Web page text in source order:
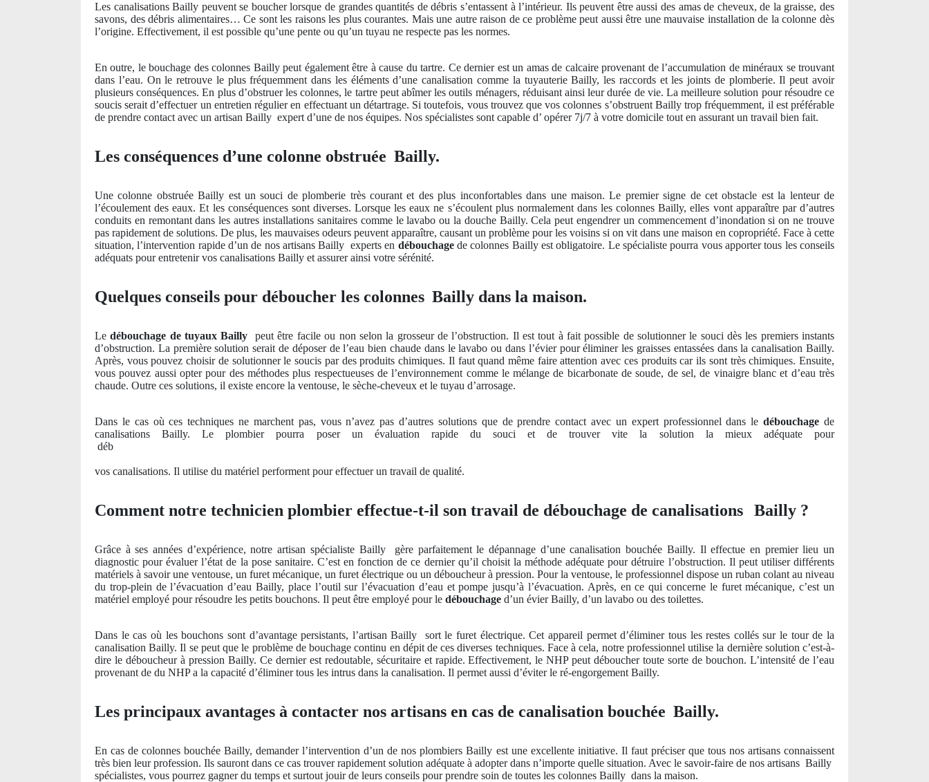
Les canalisations Bailly peuvent se boucher lorsque de grandes quantités de débris s’entassent à l’intérieur. Ils peuvent être aussi des amas de cheveux, de la graisse, des
savons, des débris alimentaires… Ce sont les raisons les plus courantes. Mais une autre raison de ce problème peut aussi être une mauvaise installation de la colonne dès
l’origine. Effectivement, il est possible qu’une pente ou qu’un tuyau ne respecte pas les normes.
En outre, le bouchage des colonnes Bailly peut également être à cause du tartre. Ce dernier est un amas de calcaire provenant de l’accumulation de minéraux se trouvant
dans l’eau. On le retrouve le plus fréquemment dans les éléments d’une canalisation comme la tuyauterie Bailly, les raccords et les joints de plomberie. Il peut avoir
plusieurs conséquences. En plus d’obstruer les colonnes, le tartre peut abîmer les outils ménagers, réduisant ainsi leur durée de vie. La meilleure solution pour résoudre ce
soucis serait d’effectuer un entretien régulier en effectuant un détartrage. Si toutefois, vous trouvez que vos colonnes s’obstruent Bailly trop fréquemment, il est préférable
de prendre contact avec un artisan Bailly expert d’une de nos équipes. Nos spécialistes sont capable d’ opérer 7j/7 à votre domicile tout en assurant un travail bien fait.
Les conséquences d’une colonne obstruée Bailly.
Une colonne obstruée Bailly est un souci de plomberie très courant et des plus inconfortables dans une maison. Le premier signe de cet obstacle est la lenteur de
l’écoulement des eaux. Et les conséquences sont diverses. Lorsque les eaux ne s’écoulent plus normalement dans les colonnes Bailly, elles vont apparaître par d’autres
conduits en remontant dans les autres installations sanitaires comme le lavabo ou la douche Bailly. Cela peut engendrer un commencement d’inondation si on ne trouve
pas rapidement de solutions. De plus, les mauvaises odeurs peuvent apparaître, causant un problème pour les voisins si on vit dans une maison en copropriété. Face à cette
situation, l’intervention rapide d’un de nos artisans Bailly experts en débouchagede colonnes Bailly est obligatoire. Le spécialiste pourra vous apporter tous les conseils
adéquats pour entretenir vos canalisations Bailly et assurer ainsi votre sérénité.
Quelques conseils pour déboucher les colonnes Bailly dans la maison.
Ledébouchage de tuyaux Bailly
peut être facile ou non selon la grosseur de l’obstruction. Il est tout à fait possible de solutionner le souci dès les premiers instants
d’obstruction. La première solution serait de déposer de l’eau bien chaude dans le lavabo ou dans l’évier pour éliminer les graisses entassées dans la canalisation Bailly.
Après, vous pouvez choisir de solutionner le soucis par des produits chimiques. Il faut quand même faire attention avec ces produits car ils sont très chimiques. Ensuite,
vous pouvez aussi opter pour des méthodes plus respectueuses de l’environnement comme le mélange de bicarbonate de soude, de sel, de vinaigre blanc et d’eau très
chaude. Outre ces solutions, il existe encore la ventouse, le sèche-cheveux et le tuyau d’arrosage.
Dans le cas où ces techniques ne marchent pas, vous n’avez pas d’autres solutions que de prendre contact avec un expert professionnel dans ledébouchage de
canalisations Bailly. Le plombier pourra poser un évaluation rapide du souci et de trouver vite la solution la mieux adéquate pour
déb
vos canalisations. Il utilise du matériel performent pour effectuer un travail de qualité.
Comment notre technicien plombier effectue-t-il son travail de débouchage de canalisations Bailly ?
Grâce à ses années d’expérience, notre artisan spécialiste Bailly
gère parfaitement le dépannage d’une canalisation bouchée Bailly. Il effectue en premier lieu un
diagnostic pour évaluer l’état de la pose sanitaire. C’est en fonction de ce dernier qu’il choisit la méthode adéquate pour détruire l’obstruction. Il peut utiliser différents
matériels à savoir une ventouse, un furet mécanique, un furet électrique ou un déboucheur à pression. Pour la ventouse, le professionnel dispose un ruban colant au niveau
du trop-plein de l’évacuation d’eau Bailly, place l’outil sur l’évacuation d’eau et pompe jusqu’à l’évacuation. Après, en ce qui concerne le furet mécanique, c’est un
matériel employé pour résoudre les petits bouchons. Il peut être employé pour le débouchage d’un évier Bailly, d’un lavabo ou des toilettes.
Dans le cas où les bouchons sont d’avantage persistants, l’artisan Bailly
sort le furet électrique. Cet appareil permet d’éliminer tous les restes collés sur le tour de la
canalisation Bailly. Il se peut que le problème de bouchage continu en dépit de ces diverses techniques. Face à cela, notre professionnel utilise la dernière solution c’est-à-
dire le déboucheur à pression Bailly. Ce dernier est redoutable, sécuritaire et rapide. Effectivement, le NHP peut déboucher toute sorte de bouchon. L’intensité de l’eau
provenant de du NHP a la capacité d’éliminer tous les intrus dans la canalisation. Il permet aussi d’éviter le ré-engorgement Bailly.
Les principaux avantages à contacter nos artisans en cas de canalisation bouchée Bailly.
En cas de colonnes bouchée Bailly, demander l’intervention d’un de nos plombiers Bailly est une excellente initiative. Il faut préciser que tous nos artisans connaissent
très bien leur profession. Ils sauront dans ce cas trouver rapidement solution adéquate à adopter dans n’importe quelle situation. Avec le savoir-faire de nos artisans Bailly
spécialistes, vous pourrez gagner du temps et surtout jouir de leurs conseils pour prendre soin de toutes les colonnes Bailly dans la maison.